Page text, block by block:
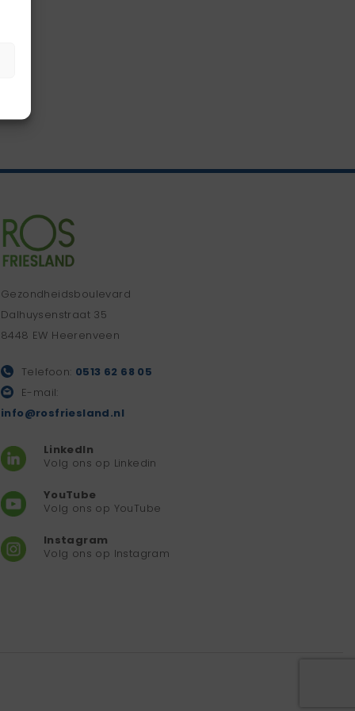
Gezondheidsboulevard
Dalhuysenstraat 35
8448 EW Heerenveen
Telefoon: 0513 62 68 05
E-mail:
info@rosfriesland.nl
LinkedIn
Volg ons op Linkedin
YouTube
Volg ons op YouTube
Instagram
Volg ons op Instagram